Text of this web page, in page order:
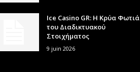
Ice Casino GR: Η Κρύα Φωτιά
του Διαδικτυακού
Στοιχήματος
9 juin 2026